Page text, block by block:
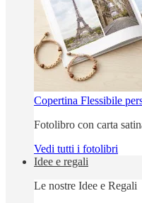
Copertina Flessibile
Fotolibro con carta
Vedi tutti i fotolibri
Idee e regali
Le nostre Idee e Regali